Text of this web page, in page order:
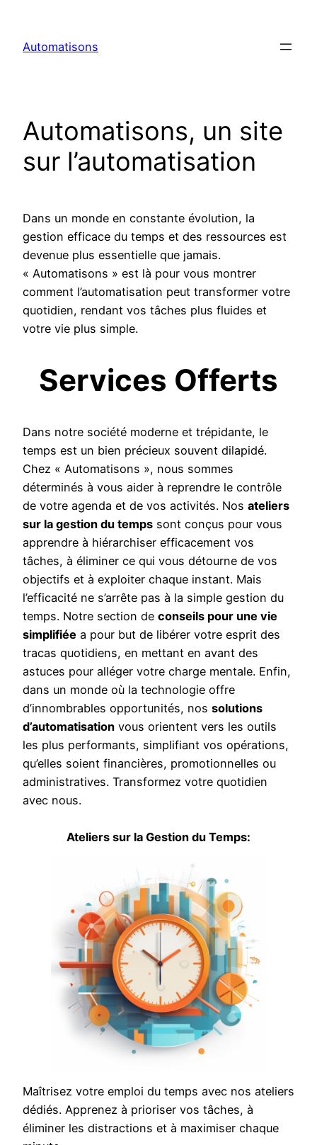
contenu
Automatisons
Automatisons, un site
sur l’automatisation
Dans un monde en constante évolution, la
gestion efficace du temps et des ressources est
devenue plus essentielle que jamais.
« Automatisons » est là pour vous montrer
comment l’automatisation peut transformer votre
quotidien, rendant vos tâches plus fluides et
votre vie plus simple.
Services Offerts
Dans notre société moderne et trépidante, le
temps est un bien précieux souvent dilapidé.
Chez « Automatisons », nous sommes
déterminés à vous aider à reprendre le contrôle
de votre agenda et de vos activités. Nos ateliers
sur la gestion du temps sont conçus pour vous
apprendre à hiérarchiser efficacement vos
tâches, à éliminer ce qui vous détourne de vos
objectifs et à exploiter chaque instant. Mais
l’efficacité ne s’arrête pas à la simple gestion du
temps. Notre section de conseils pour une vie
simplifiée a pour but de libérer votre esprit des
tracas quotidiens, en mettant en avant des
astuces pour alléger votre charge mentale. Enfin,
dans un monde où la technologie offre
d’innombrables opportunités, nos solutions
d’automatisation vous orientent vers les outils
les plus performants, simplifiant vos opérations,
qu’elles soient financières, promotionnelles ou
administratives. Transformez votre quotidien
avec nous.
Ateliers sur la Gestion du Temps:
Maîtrisez votre emploi du temps avec nos ateliers
dédiés. Apprenez à prioriser vos tâches, à
éliminer les distractions et à maximiser chaque